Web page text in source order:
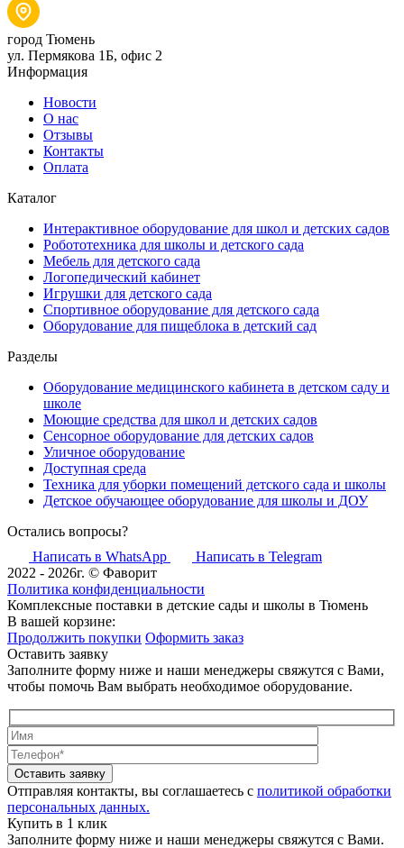
город Тюмень
ул. Пермякова 1Б, офис 2
Информация
Новости
О нас
Отзывы
Контакты
Оплата
Каталог
Интерактивное оборудование для школ и детских садов
Робототехника для школы и детского сада
Мебель для детского сада
Логопедический кабинет
Игрушки для детского сада
Спортивное оборудование для детского сада
Оборудование для пищеблока в детский сад
Разделы
Оборудование медицинского кабинета в детском саду и
школе
Моющие средства для школ и детских садов
Сенсорное оборудование для детских садов
Уличное оборудование
Доступная среда
Техника для уборки помещений детского сада и школы
Детское обучающее оборудование для школы и ДОУ
Остались вопросы?
Написать в WhatsApp
Написать в Telegram
2022 - 2026г. © Фаворит
Политика конфиденциальности
Комплексные поставки в детские сады и школы в Тюмень
В вашей корзине:
Продолжить покупки Оформить заказ
Оставить заявку
Заполните форму ниже и наши менеджеры свяжутся с Вами,
чтобы помочь Вам выбрать необходимое оборудование.
Оставить заявку
Отправляя контакты, вы соглашаетесь с политикой обработки
персональных данных.
Купить в 1 клик
Заполните форму ниже и наши менеджеры свяжутся с Вами.